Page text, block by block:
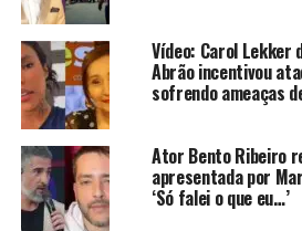
“Ela [Sandra] tinha esse medo
filho. Ela me falou duas vezes:
enterrar mais um filho?’. Eu
disse Gominho à imprensa.
“Quando voltei de Nova York e
voltar, fiquei uma semana sem
Pensei: ‘Como vou encarar essa
Vídeo: Carol Lekker
Abrão incentivou
sofrendo ameaças
Ator Bento Ribeiro
apresentada por
‘Só falei o que eu…’